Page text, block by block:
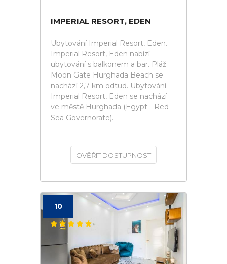
IMPERIAL RESORT, EDEN
Ubytování Imperial Resort, Eden.
Imperial Resort, Eden nabízí
ubytování s balkonem a bar. Pláž
Moon Gate Hurghada Beach se
nachází 2,7 km odtud. Ubytování
Imperial Resort, Eden se nachází
ve městě Hurghada (Egypt - Red
Sea Governorate).
OVĚŘIT DOSTUPNOST
10